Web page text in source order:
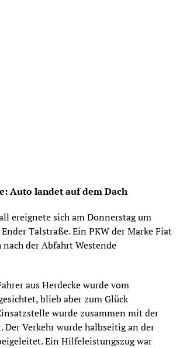
Auto landet auf dem Dach
ereignete sich am Donnerstag um
Talstraße. Ein PKW der Marke Fiat
der Abfahrt Westende
aus Herdecke wurde vom
blieb aber zum Glück
wurde zusammen mit der
Der Verkehr wurde halbseitig an der
Ein Hilfeleistungszug war